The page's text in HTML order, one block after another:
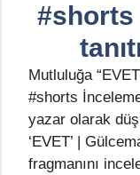
#shorts
Mutluluğa
#shorts
yazar olarak
‘EVET’ |
fragmanını